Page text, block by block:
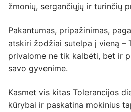
žmonių, sergančiųjų ir turinčių
Pakantumas, pripažinimas,
atskiri žodžiai sutelpa į vieną –
privalome ne tik kalbėti, bet ir
savo gyvenime.
Kasmet vis kitas Tolerancijos
kūrybai ir paskatina mokinius